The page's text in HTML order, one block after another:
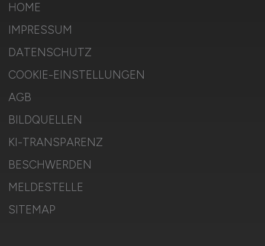
HOME
IMPRESSUM
DATENSCHUTZ
COOKIE-EINSTELLUNGEN
AGB
BILDQUELLEN
KI-TRANSPARENZ
BESCHWERDEN
MELDESTELLE
SITEMAP